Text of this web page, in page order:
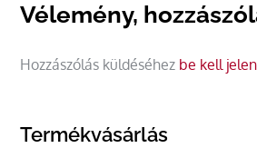
Vélemény,
Hozzászólás küldéséhez be kell
Termékvásárlás